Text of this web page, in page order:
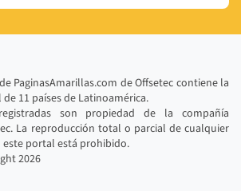
PaginasAmarillas.com de Offsetec contiene la
11 países de Latinoamérica.
son propiedad de la compañía
La reproducción total o parcial de cualquier
portal está prohibido.
2026